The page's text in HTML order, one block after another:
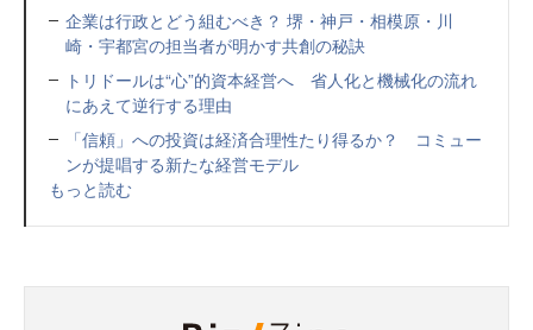
企業は行政とどう組むべき？ 堺・神戸・相模原・川
崎・宇都宮の担当者が明かす共創の秘訣
トリドールは“心”的資本経営へ 省人化と機械化の流れ
にあえて逆行する理由
「信頼」への投資は経済合理性たり得るか？ コミュー
ンが提唱する新たな経営モデル
もっと読む